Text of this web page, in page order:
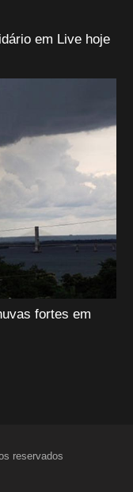
em Live hoje
fortes em
reservados